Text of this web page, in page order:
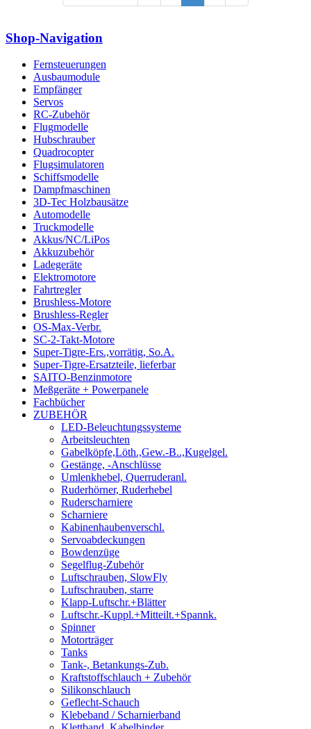
Shop-Navigation
Fernsteuerungen
Ausbaumodule
Empfänger
Servos
RC-Zubehör
Flugmodelle
Hubschrauber
Quadrocopter
Flugsimulatoren
Schiffsmodelle
Dampfmaschinen
3D-Tec Holzbausätze
Automodelle
Truckmodelle
Akkus/NC/LiPos
Akkuzubehör
Ladegeräte
Elektromotore
Fahrtregler
Brushless-Motore
Brushless-Regler
OS-Max-Verbr.
SC-2-Takt-Motore
Super-Tigre-Ers.,vorrätig, So.A.
Super-Tigre-Ersatzteile, lieferbar
SAITO-Benzinmotore
Meßgeräte + Powerpanele
Fachbücher
ZUBEHÖR
LED-Beleuchtungssysteme
Arbeitsleuchten
Gabelköpfe,Löth.,Gew.-B..,Kugelgel.
Gestänge, -Anschlüsse
Umlenkhebel, Querruderanl.
Ruderhörner, Ruderhebel
Ruderscharniere
Scharniere
Kabinenhaubenverschl.
Servoabdeckungen
Bowdenzüge
Segelflug-Zubehör
Luftschrauben, SlowFly
Luftschrauben, starre
Klapp-Luftschr.+Blätter
Luftschr.-Kuppl.+Mitteilt.+Spannk.
Spinner
Motorträger
Tanks
Tank-, Betankungs-Zub.
Kraftstoffschlauch + Zubehör
Silikonschlauch
Geflecht-Schauch
Klebeband / Scharnierband